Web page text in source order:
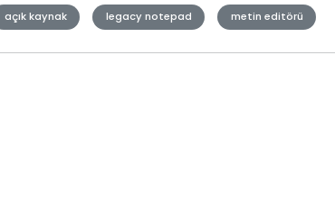
açık kaynak legacy notepad metin editörü